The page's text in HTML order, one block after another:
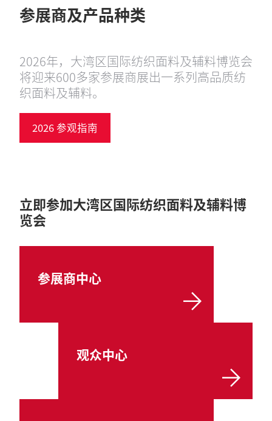
参展商及产品种类
2026年，大湾区国际纺织面料及辅料博览会
将迎来600多家参展商展出一系列高品质纺
织面料及辅料。
2026 参观指南
立即参加大湾区国际纺织面料及辅料博
览会
参展商中心
观众中心